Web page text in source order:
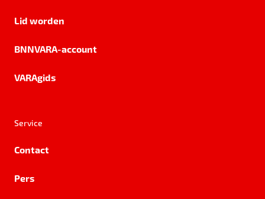
Lid worden
BNNVARA-account
VARAgids
Service
Contact
Pers